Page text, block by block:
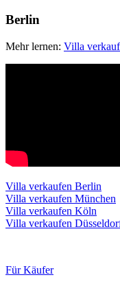
Berlin
Mehr lernen: Villa
Villa verkaufen Berlin
Villa verkaufen München
Villa verkaufen Köln
Villa verkaufen
Für Käufer